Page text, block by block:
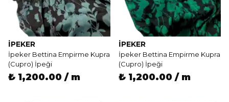
İPEKER
İpeker Bettina Empirme Kupra
(Cupro) İpeği
₺ 1,200.00 / m
İPEKER
İpeker Bettina Empirme Kupra
(Cupro) İpeği
₺ 1,200.00 / m